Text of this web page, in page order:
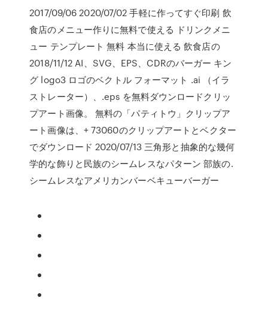
2017/09/06 2020/07/02 手軽に作ってすぐ印刷 飲
食店のメニュー作りに無料で使える ドリンクメニ
ュー テンプレート 無料 本当に使える 飲食店の
2018/11/12 AI、SVG、EPS、CDRのバーガー キン
グ logo3 ロゴのベクトル フォーマット .ai （イラ
ストレーター）、.eps を無料ダウンロードクリッ
プアート画像。 無料の「パティトウ」クリップア
ート画像は、+ 73060のクリップアートとベクター
でダウンロード 2020/07/13 三角形と抽象的な幾何
学的な飾りと民族のシームレスなパターン 部族の.
シームレスなアメリカンバーベキューバーガー